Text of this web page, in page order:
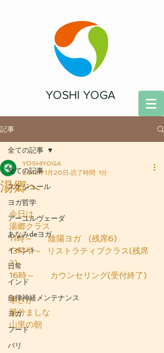
YOSHI YOGA
記事
全ての記事
スケジュール
ヨガ哲学
アーユルヴェーダ
あなみdeヨガ
イベント
日常
インド
自律神経メンテナンス
ヨガ
フード
バリ
全ての記事
湯郷へ
YOSHIYOGA
2018年1月20日 読了時間: 1分
今日は
湯郷クラス
11時～      陰陽ヨガ   (残席6)
13時半～  リストラティブクラス(残席
2)
16時～      カウンセリング(受付終了)
寒さが
幾分ましな
山里の朝